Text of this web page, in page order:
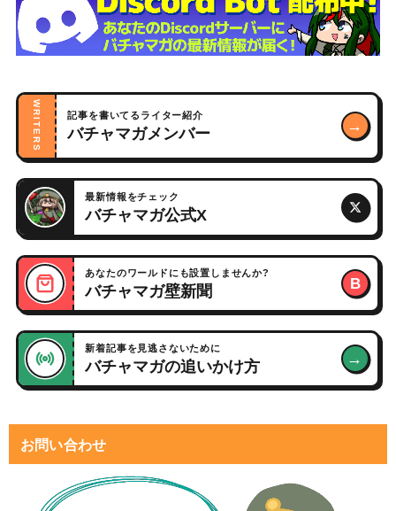
WRITERS 記事を書いてるライター紹介
バチャマガメンバー →
最新情報をチェック
バチャマガ公式X
あなたのワールドにも設置しませんか?
バチャマガ壁新聞 B
新着記事を見逃さないために
バチャマガの追いかけ方 →
お問い合わせ